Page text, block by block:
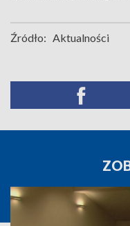
Źródło: Aktualności